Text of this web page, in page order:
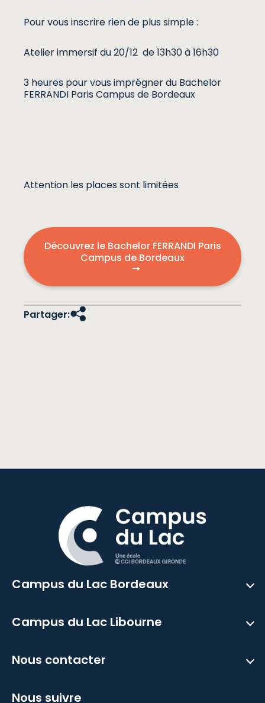
Pour vous inscrire rien de plus simple :
Atelier immersif du 20/12 de 13h30 à 16h30
3 heures pour vous imprégner du Bachelor
FERRANDI Paris Campus de Bordeaux
Attention les places sont limitées
Découvrez le Bachelor FERRANDI Paris
Campus de Bordeaux
Partager:
Campus du Lac Bordeaux
Campus du Lac Libourne
Nous contacter
Nous suivre